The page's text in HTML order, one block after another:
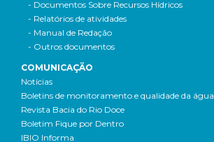
- Documentos Sobre Recursos Hídricos
- Relatórios de atividades
- Manual de Redação
- Outros documentos
COMUNICAÇÃO
Notícias
Boletins de monitoramento e qualidade da água
Revista Bacia do Rio Doce
Boletim Fique por Dentro
IBIO Informa